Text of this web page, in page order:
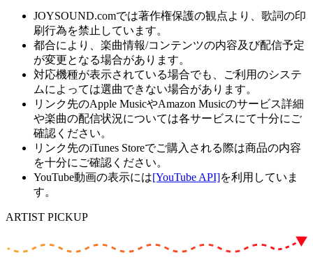
JOYSOUND.comでは著作権保護の観点より、歌詞の印
刷行為を禁止しています。
都合により、楽曲情報/コンテンツの内容及び配信予定
が変更となる場合があります。
対応機種が表示されている場合でも、ご利用のシステ
ムによっては選曲できない場合があります。
リンク先のApple MusicやAmazon Musicのサービス詳細
や楽曲の配信状況については各サービスにて十分にご
確認ください。
リンク先のiTunes Storeでご購入される際は商品の内容
を十分にご確認ください。
YouTube動画の表示には[YouTube API]を利用していま
す。
ARTIST PICKUP